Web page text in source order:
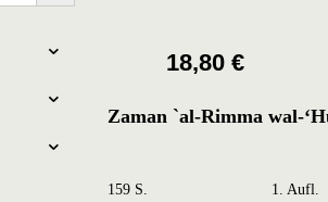
18,80 €
Zaman `al-Rimma wal-
159 S. 1. Aufl.